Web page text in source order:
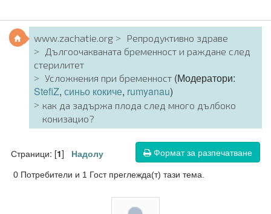
www.zachatie.org
Репродуктивно здраве
Дългоочакваната бременност и раждане след
стерилитет
Усложнения при бременност(Модератори:
StefiZ, синьо кокиче, rumyanau)
как да задържа плода след много дълбоко
конизацио?
Формат за разпечатване
Страници: [1] Надолу
0 Потребители и 1 Гост преглежда(т) тази тема.